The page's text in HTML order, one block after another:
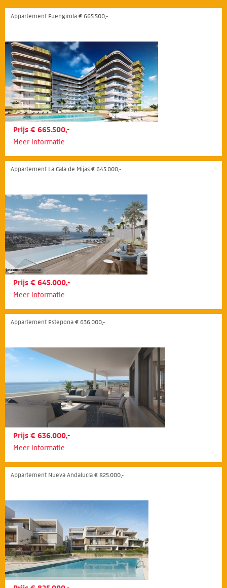
Appartement Fuengirola € 665.500,-
Prijs € 665.500,-
Meer informatie
Appartement La Cala de Mijas € 645.000,-
Prijs € 645.000,-
Meer informatie
Appartement Estepona € 636.000,-
Prijs € 636.000,-
Meer informatie
Appartement Nueva Andalucía € 825.000,-